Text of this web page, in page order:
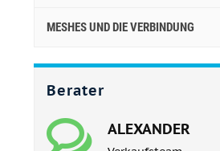
MESHES UND DIE VERBINDUNG
Berater
ALEXANDER